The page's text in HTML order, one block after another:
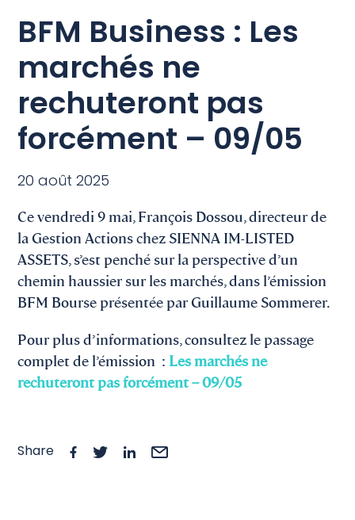
BFM Business : Les
marchés ne
rechuteront pas
forcément – 09/05
20 août 2025
Ce vendredi 9 mai, François Dossou, directeur de
la Gestion Actions chez SIENNA IM-LISTED
ASSETS, s’est penché sur la perspective d’un
chemin haussier sur les marchés, dans l’émission
BFM Bourse présentée par Guillaume Sommerer.
Pour plus d’informations, consultez le passage
complet de l’émission : Les marchés ne
rechuteront pas forcément – 09/05
Share